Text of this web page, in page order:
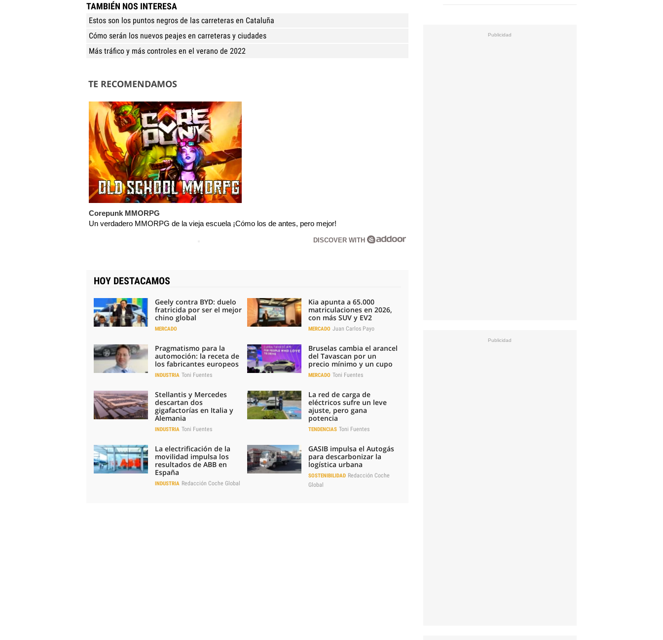
TAMBIÉN NOS INTERESA
Estos son los puntos negros de las carreteras en Cataluña
Cómo serán los nuevos peajes en carreteras y ciudades
Más tráfico y más controles en el verano de 2022
TE RECOMENDAMOS
Corepunk MMORPG
Un verdadero MMORPG de la vieja escuela ¡Cómo los de antes, pero mejor!
DISCOVER WITH
HOY DESTACAMOS
Geely contra BYD: duelo
fratricida por ser el mejor
chino global
MERCADO
Kia apunta a 65.000
matriculaciones en 2026,
con más SUV y EV2
MERCADO Juan Carlos Payo
Pragmatismo para la
automoción: la receta de
los fabricantes europeos
INDUSTRIA Toni Fuentes
Bruselas cambia el arancel
del Tavascan por un
precio mínimo y un cupo
MERCADO Toni Fuentes
Stellantis y Mercedes
descartan dos
gigafactorías en Italia y
Alemania
INDUSTRIA Toni Fuentes
La red de carga de
eléctricos sufre un leve
ajuste, pero gana
potencia
TENDENCIAS Toni Fuentes
La electrificación de la
movilidad impulsa los
resultados de ABB en
España
INDUSTRIA Redacción Coche Global
GASIB impulsa el Autogás
para descarbonizar la
logística urbana
SOSTENIBILIDAD Redacción Coche
Global